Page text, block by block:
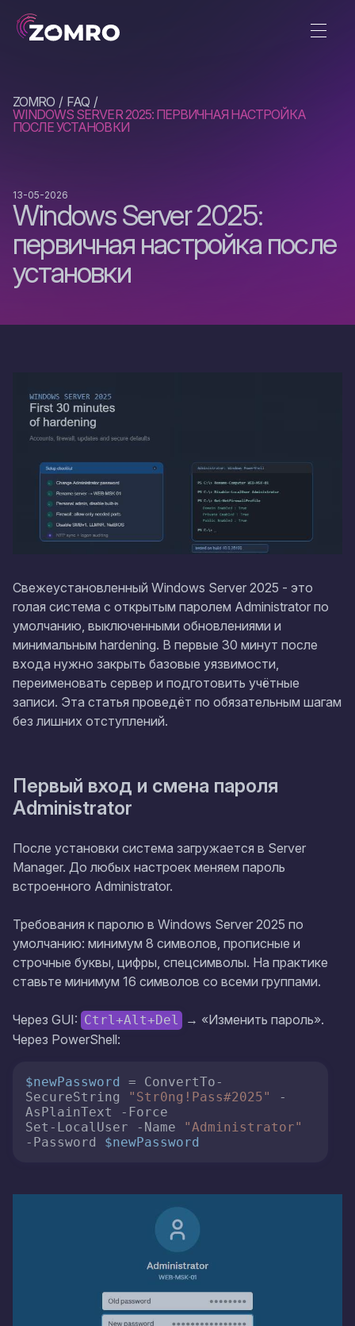
ZOMRO
FAQ
WINDOWS SERVER 2025: ПЕРВИЧНАЯ НАСТРОЙКА
ПОСЛЕ УСТАНОВКИ
Windows Server 2025:
первичная настройка после
установки
13-05-2026
Свежеустановленный Windows Server 2025 - это
голая система с открытым паролем Administrator по
умолчанию, выключенными обновлениями и
минимальным hardening. В первые 30 минут после
входа нужно закрыть базовые уязвимости,
переименовать сервер и подготовить учётные
записи. Эта статья проведёт по обязательным шагам
без лишних отступлений.
Первый вход и смена пароля
Administrator
После установки система загружается в Server
Manager. До любых настроек меняем пароль
встроенного Administrator.
Требования к паролю в Windows Server 2025 по
умолчанию: минимум 8 символов, прописные и
строчные буквы, цифры, спецсимволы. На практике
ставьте минимум 16 символов со всеми группами.
Через GUI: Ctrl+Alt+Del
→ «Изменить пароль».
Через PowerShell:
$newPassword
= ConvertTo-
SecureString
"Str0ng!Pass#2025"
-
AsPlainText -Force
Set-LocalUser -Name
"Administrator"
-Password $newPassword